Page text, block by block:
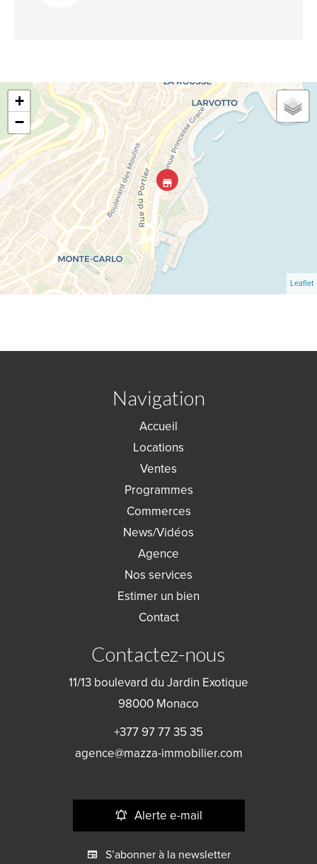
+
−
Leaflet
Navigation
Accueil
Locations
Ventes
Programmes
Commerces
News/Vidéos
Agence
Nos services
Estimer un bien
Contact
Contactez-nous
11/13 boulevard du Jardin Exotique
98000 Monaco
+377 97 77 35 35
agence@mazza-immobilier.com
Alerte e-mail
S’abonner à la newsletter